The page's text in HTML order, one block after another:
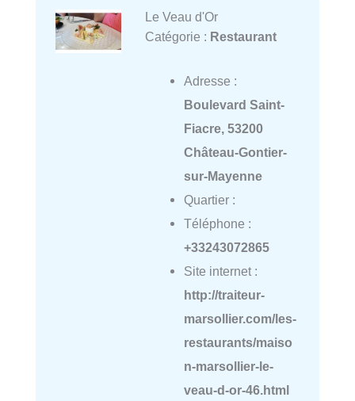
Le Veau d'Or
Catégorie : Restaurant
Adresse :
Boulevard Saint-
Fiacre, 53200
Château-Gontier-
sur-Mayenne
Quartier :
Téléphone :
+33243072865
Site internet :
http://traiteur-
marsollier.com/les-
restaurants/maiso
n-marsollier-le-
veau-d-or-46.html